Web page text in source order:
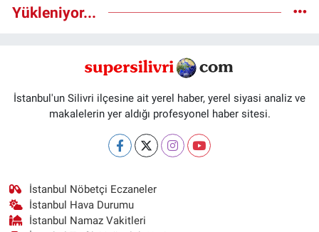
Yükleniyor...
İstanbul'un Silivri ilçesine ait yerel haber, yerel siyasi analiz ve
makalelerin yer aldığı profesyonel haber sitesi.
İstanbul Nöbetçi Eczaneler
İstanbul Hava Durumu
İstanbul Namaz Vakitleri